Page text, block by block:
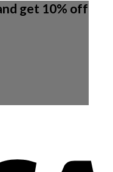
get 10% off